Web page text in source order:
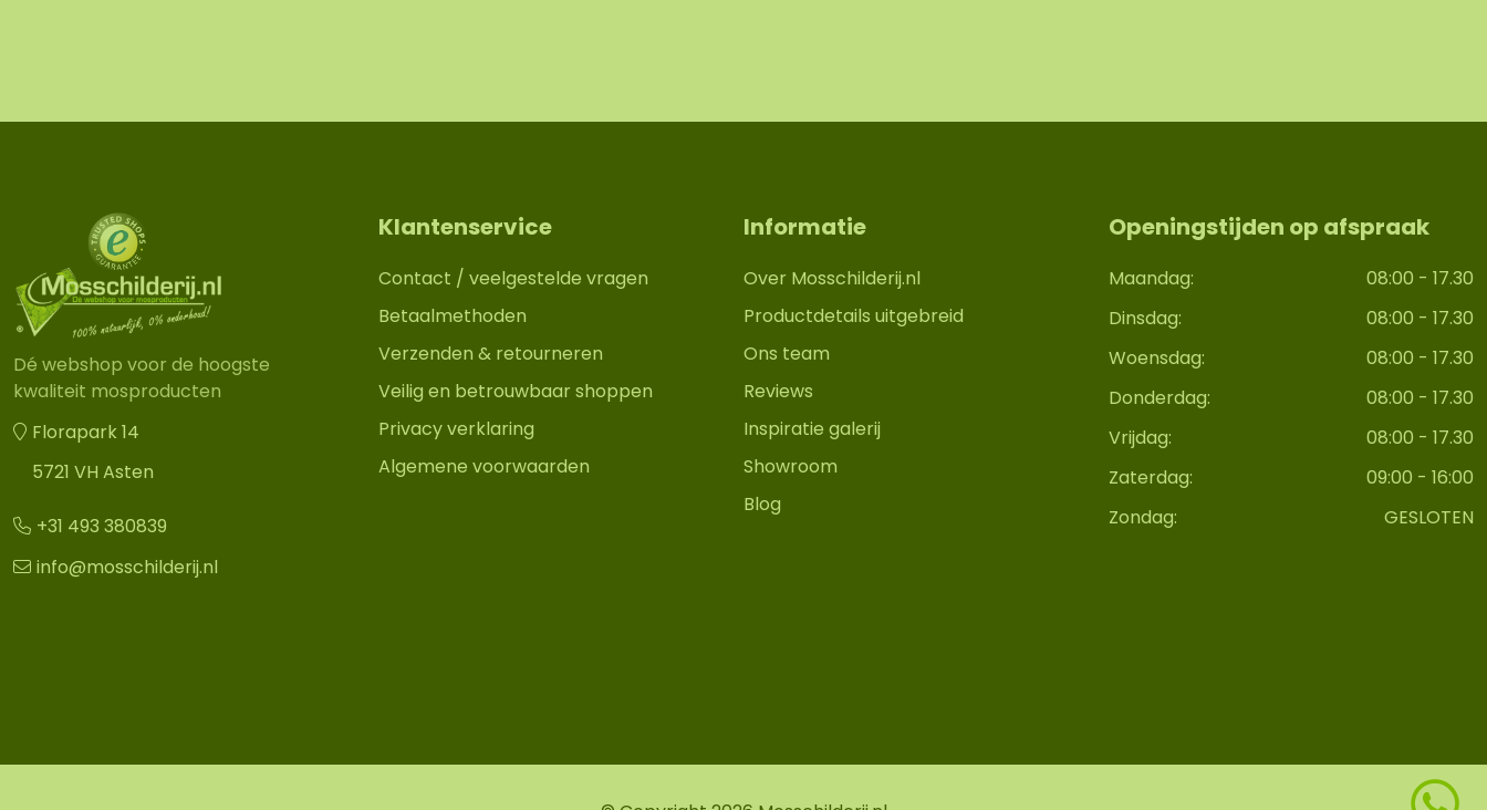
Dé webshop voor de hoogste
kwaliteit mosproducten
Florapark 14
5721 VH Asten
+31 493 380839
info@mosschilderij.nl
Klantenservice
Contact / veelgestelde vragen
Betaalmethoden
Verzenden & retourneren
Veilig en betrouwbaar shoppen
Privacy verklaring
Algemene voorwaarden
Informatie
Over Mosschilderij.nl
Productdetails uitgebreid
Ons team
Reviews
Inspiratie galerij
Showroom
Blog
Openingstijden op afspraak
Maandag:
08:00 - 17.30
Dinsdag:
08:00 - 17.30
Woensdag:
08:00 - 17.30
Donderdag:
08:00 - 17.30
Vrijdag:
08:00 - 17.30
Zaterdag:
09:00 - 16:00
Zondag:
GESLOTEN